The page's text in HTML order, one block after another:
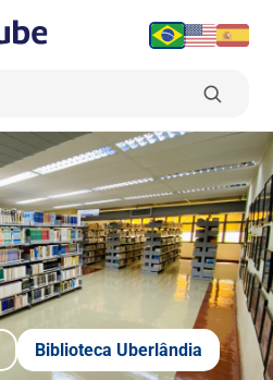
Biblioteca Uberlândia